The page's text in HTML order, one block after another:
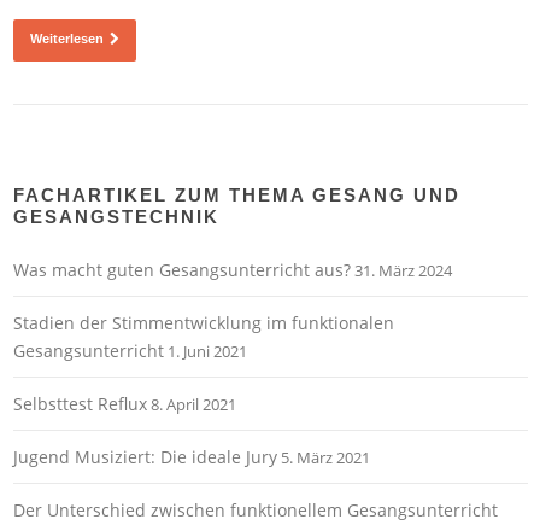
Weiterlesen
FACHARTIKEL ZUM THEMA GESANG UND
GESANGSTECHNIK
Was macht guten Gesangsunterricht aus?31. März 2024
Stadien der Stimmentwicklung im funktionalen
Gesangsunterricht 1. Juni 2021
Selbsttest Reflux8. April 2021
Jugend Musiziert: Die ideale Jury 5. März 2021
Der Unterschied zwischen funktionellem Gesangsunterricht